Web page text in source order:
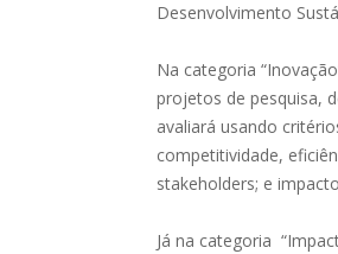
Desenvolvimento
Na categoria
projetos de pesquisa,
avaliará usando
competitividade,
stakeholders; e
Já na categoria